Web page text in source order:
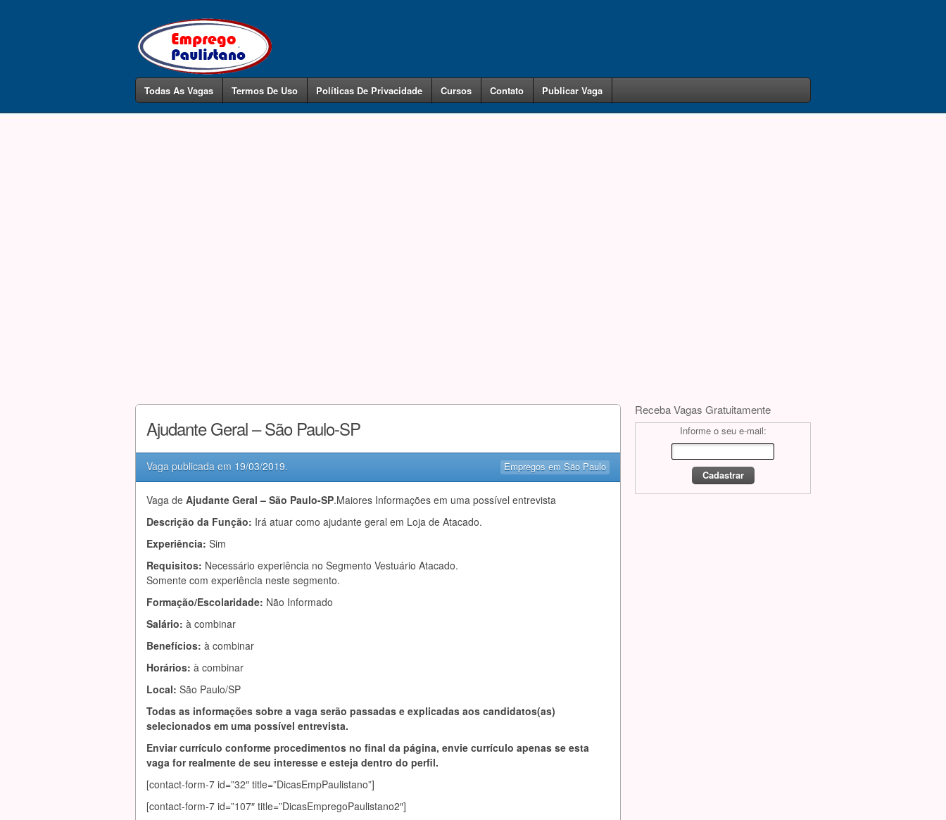
Todas As Vagas Termos De Uso Políticas De Privacidade Cursos Contato Publicar Vaga
Ajudante Geral – São Paulo-SP
Empregos em São Paulo
Vaga publicada em 19/03/2019.
Vaga de Ajudante Geral – São Paulo-SP.Maiores Informações em uma possível entrevista
Descrição da Função: Irá atuar como ajudante geral em Loja de Atacado.
Experiência: Sim
Requisitos: Necessário experiência no Segmento Vestuário Atacado.
Somente com experiência neste segmento.
Formação/Escolaridade: Não Informado
Salário: à combinar
Benefícios: à combinar
Horários: à combinar
Local: São Paulo/SP
Todas as informações sobre a vaga serão passadas e explicadas aos candidatos(as)
selecionados em uma possível entrevista.
Enviar currículo conforme procedimentos no final da página, envie currículo apenas se esta
vaga for realmente de seu interesse e esteja dentro do perfil.
[contact-form-7 id=”32″ title=”DicasEmpPaulistano”]
[contact-form-7 id=”107″ title=”DicasEmpregoPaulistano2″]
Receba Vagas Gratuitamente
Informe o seu e-mail: